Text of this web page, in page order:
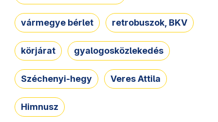
vármegye bérlet retrobuszok, BKV
körjárat gyalogosközlekedés
Széchenyi-hegy Veres Attila
Himnusz